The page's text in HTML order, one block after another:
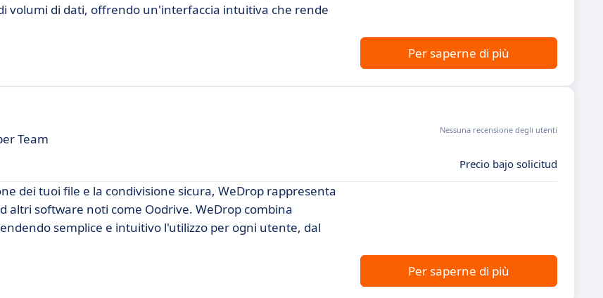
volumi di dati, offrendo un'interfaccia intuitiva che rende
Per saperne di più
Team
Nessuna recensione degli utenti
Precio bajo solicitud
dei tuoi file e la condivisione sicura, WeDrop rappresenta
software noti come Oodrive. WeDrop combina
semplice e intuitivo l'utilizzo per ogni utente, dal
Per saperne di più